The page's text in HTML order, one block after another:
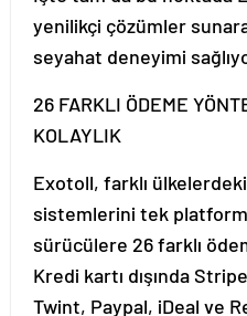
yenilikçi çözümler
seyahat deneyimi
26 FARKLI ÖDEME
KOLAYLIK
Exotoll, farklı
sistemlerini tek
sürücülere 26 farklı
Kredi kartı dışında
Twint, Paypal, iDeal ve